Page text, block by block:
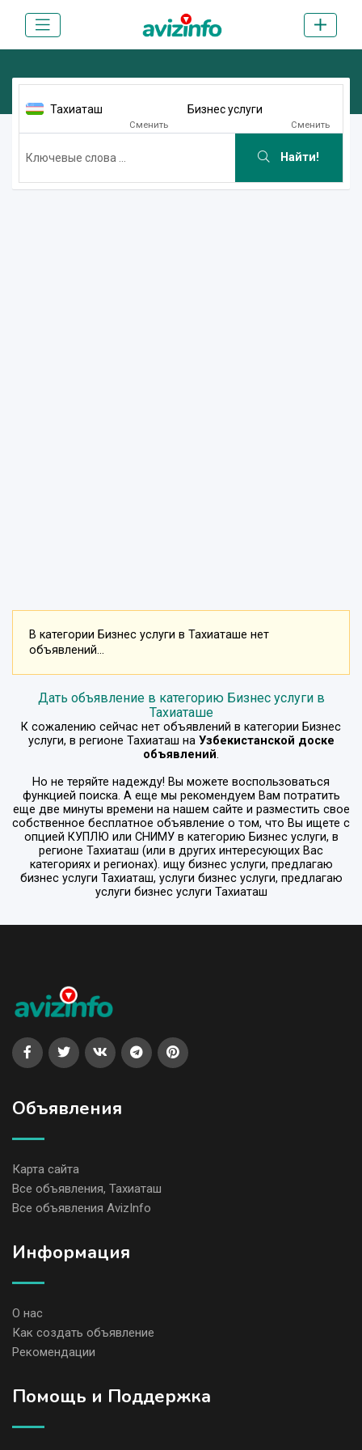
Тахиаташ
Сменить
Бизнес услуги
Сменить
Найти!
В категории Бизнес услуги в Тахиаташе нет
объявлений...
Дать объявление в категорию Бизнес услуги в
Тахиаташе
К сожалению сейчас нет объявлений в категории Бизнес
услуги, в регионе Тахиаташ на Узбекистанской доске
объявлений.
Но не теряйте надежду! Вы можете воспользоваться
функцией поиска. А еще мы рекомендуем Вам потратить
еще две минуты времени на нашем сайте и разместить свое
собственное бесплатное объявление о том, что Вы ищете с
опцией КУПЛЮ или СНИМУв категорию Бизнес услуги, в
регионе Тахиаташ (или в других интересующих Вас
категориях и регионах). ищу бизнес услуги, предлагаю
бизнес услуги Тахиаташ, услуги бизнес услуги, предлагаю
услуги бизнес услуги Тахиаташ
Объявления
Карта сайта
Все объявления, Тахиаташ
Все объявления AvizInfo
Информация
О нас
Как создать объявление
Рекомендации
Помощь и Поддержка